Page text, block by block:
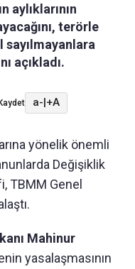
aylıklarının
terörle
sayılmayanlara
açıkladı.
a- +A
yönelik önemli
Değişiklik
TBMM Genel
Mahinur
yasalaşmasının